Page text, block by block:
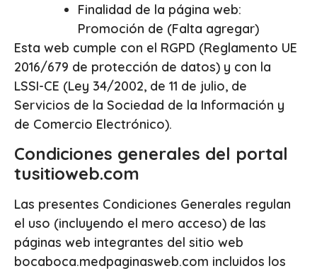
Finalidad de la página web:
Promoción de (Falta agregar)
Esta web cumple con el RGPD (Reglamento UE
2016/679 de protección de datos) y con la
LSSI-CE (Ley 34/2002, de 11 de julio, de
Servicios de la Sociedad de la Información y
de Comercio Electrónico).
Condiciones generales del portal
tusitioweb.com
Las presentes Condiciones Generales regulan
el uso (incluyendo el mero acceso) de las
páginas web integrantes del sitio web
bocaboca.medpaginasweb.com incluidos los